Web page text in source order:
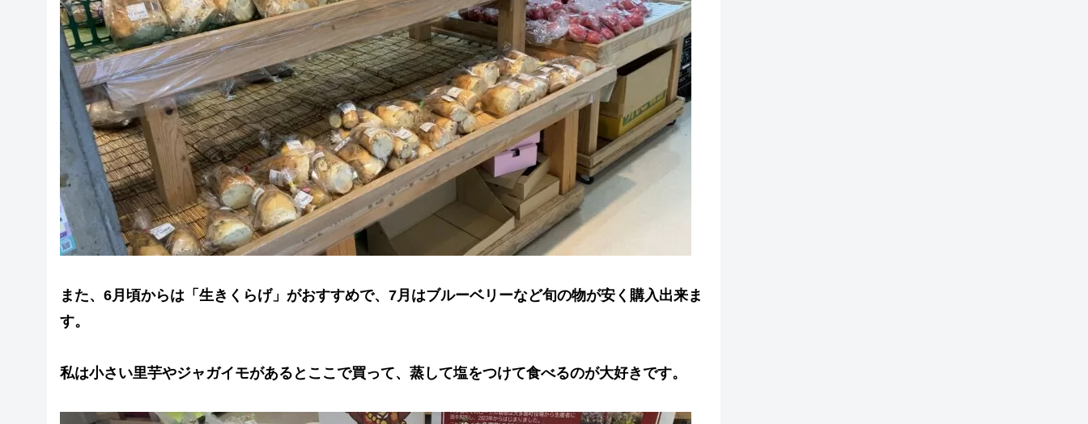
また、6月頃からは「生きくらげ」がおすすめで、7月はブルーベリーなど旬の物が安く購入出来ま
す。
私は小さい里芋やジャガイモがあるとここで買って、蒸して塩をつけて食べるのが大好きです。